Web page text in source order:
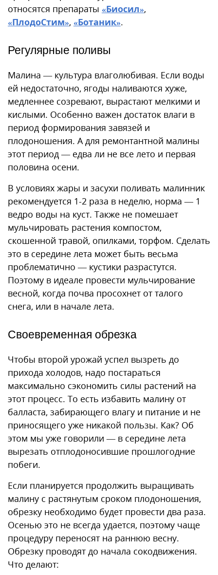
относятся препараты «Биосил»,
«ПлодоСтим», «Ботаник».
Регулярные поливы
Малина — культура влаголюбивая. Если воды
ей недостаточно, ягоды наливаются хуже,
медленнее созревают, вырастают мелкими и
кислыми. Особенно важен достаток влаги в
период формирования завязей и
плодоношения. А для ремонтантной малины
этот период — едва ли не все лето и первая
половина осени.
В условиях жары и засухи поливать малинник
рекомендуется 1-2 раза в неделю, норма — 1
ведро воды на куст. Также не помешает
мульчировать растения компостом,
скошенной травой, опилками, торфом. Сделать
это в середине лета может быть весьма
проблематично — кустики разрастутся.
Поэтому в идеале провести мульчирование
весной, когда почва просохнет от талого
снега, или в начале лета.
Своевременная обрезка
Чтобы второй урожай успел вызреть до
прихода холодов, надо постараться
максимально сэкономить силы растений на
этот процесс. То есть избавить малину от
балласта, забирающего влагу и питание и не
приносящего уже никакой пользы. Как? Об
этом мы уже говорили — в середине лета
вырезать отплодоносившие прошлогодние
побеги.
Если планируется продолжить выращивать
малину с растянутым сроком плодоношения,
обрезку необходимо будет провести два раза.
Осенью это не всегда удается, поэтому чаще
процедуру переносят на раннюю весну.
Обрезку проводят до начала сокодвижения.
Что делают: